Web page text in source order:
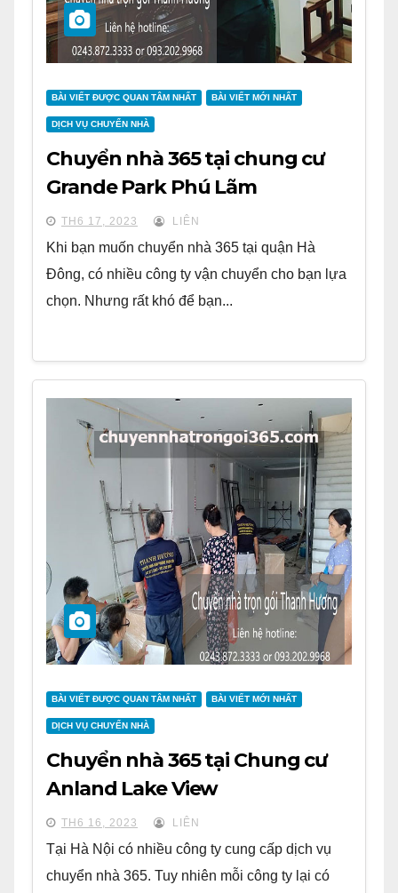
BÀI VIẾT ĐƯỢC QUAN TÂM NHẤT BÀI VIẾT MỚI NHẤT
DỊCH VỤ CHUYỂN NHÀ
Chuyển nhà 365 tại chung cư
Grande Park Phú Lãm
TH6 17, 2023 LIÊN
Khi bạn muốn chuyển nhà 365 tại quận Hà
Đông, có nhiều công ty vận chuyển cho bạn lựa
chọn. Nhưng rất khó để bạn...
BÀI VIẾT ĐƯỢC QUAN TÂM NHẤT BÀI VIẾT MỚI NHẤT
DỊCH VỤ CHUYỂN NHÀ
Chuyển nhà 365 tại Chung cư
Anland Lake View
TH6 16, 2023 LIÊN
Tại Hà Nội có nhiều công ty cung cấp dịch vụ
chuyển nhà 365. Tuy nhiên mỗi công ty lại có